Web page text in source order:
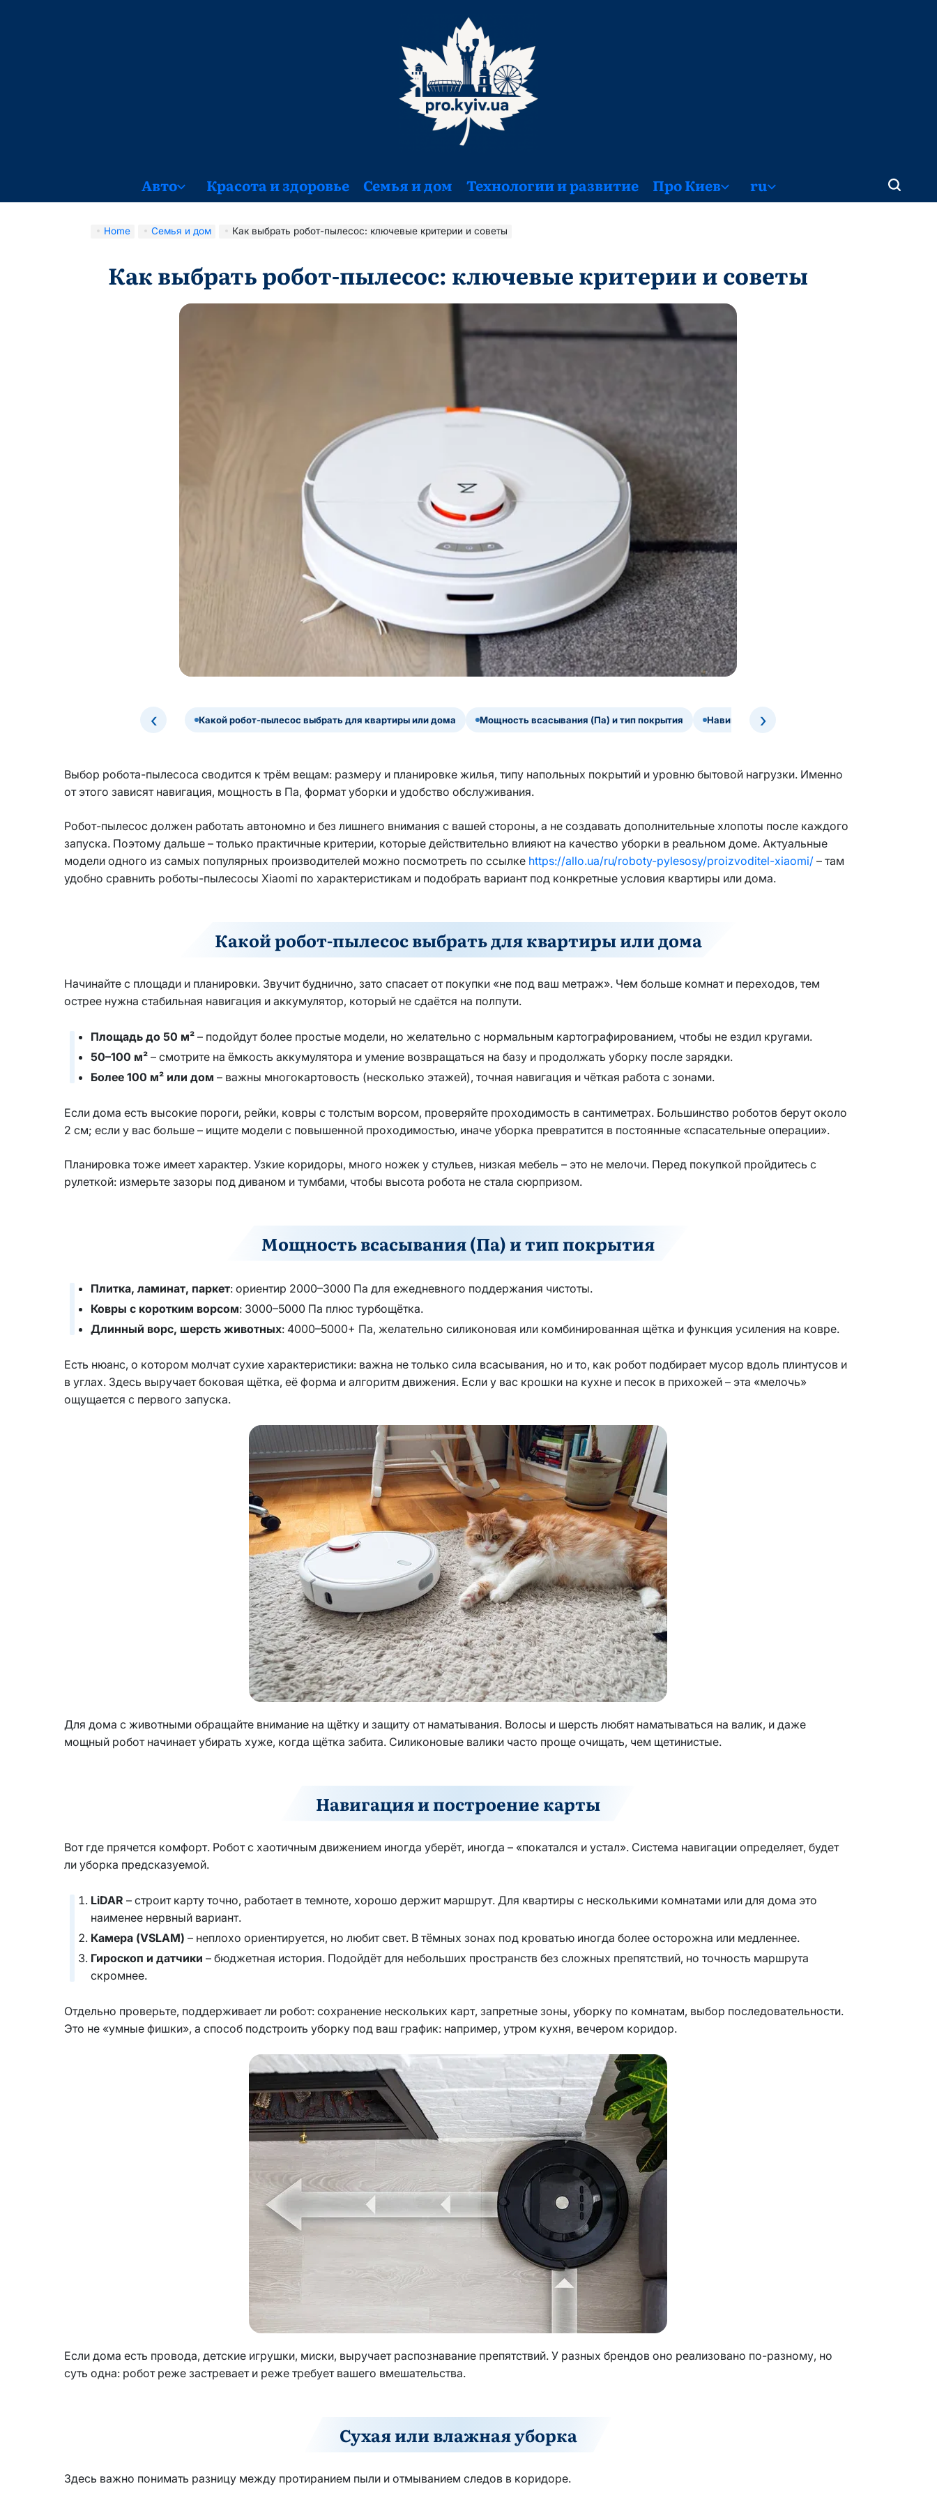
Авто Красота и здоровье Семья и дом Технологии и развитие Про Киев ru
Home Семья и дом Как выбрать робот-пылесос: ключевые критерии и советы
Как выбрать робот-пылесос: ключевые критерии и советы
Какой робот-пылесос выбрать для квартиры или дома Мощность всасывания (Па) и тип покрытия Навигация и построение карты
‹ ›
Выбор робота-пылесоса сводится к трём вещам: размеру и планировке жилья, типу напольных покрытий и уровню бытовой нагрузки. Именно
от этого зависят навигация, мощность в Па, формат уборки и удобство обслуживания.
Робот-пылесос должен работать автономно и без лишнего внимания с вашей стороны, а не создавать дополнительные хлопоты после каждого
запуска. Поэтому дальше – только практичные критерии, которые действительно влияют на качество уборки в реальном доме. Актуальные
модели одного из самых популярных производителей можно посмотреть по ссылке https://allo.ua/ru/roboty-pylesosy/proizvoditel-xiaomi/ – там
удобно сравнить роботы-пылесосы Xiaomi по характеристикам и подобрать вариант под конкретные условия квартиры или дома.
Какой робот-пылесос выбрать для квартиры или дома
Начинайте с площади и планировки. Звучит буднично, зато спасает от покупки «не под ваш метраж». Чем больше комнат и переходов, тем
острее нужна стабильная навигация и аккумулятор, который не сдаётся на полпути.
Площадь до 50 м² – подойдут более простые модели, но желательно с нормальным картографированием, чтобы не ездил кругами.
50–100 м² – смотрите на ёмкость аккумулятора и умение возвращаться на базу и продолжать уборку после зарядки.
Более 100 м² или дом – важны многокартовость (несколько этажей), точная навигация и чёткая работа с зонами.
Если дома есть высокие пороги, рейки, ковры с толстым ворсом, проверяйте проходимость в сантиметрах. Большинство роботов берут около
2 см; если у вас больше – ищите модели с повышенной проходимостью, иначе уборка превратится в постоянные «спасательные операции».
Планировка тоже имеет характер. Узкие коридоры, много ножек у стульев, низкая мебель – это не мелочи. Перед покупкой пройдитесь с
рулеткой: измерьте зазоры под диваном и тумбами, чтобы высота робота не стала сюрпризом.
Мощность всасывания (Па) и тип покрытия
Плитка, ламинат, паркет: ориентир 2000–3000 Па для ежедневного поддержания чистоты.
Ковры с коротким ворсом: 3000–5000 Па плюс турбощётка.
Длинный ворс, шерсть животных: 4000–5000+ Па, желательно силиконовая или комбинированная щётка и функция усиления на ковре.
Есть нюанс, о котором молчат сухие характеристики: важна не только сила всасывания, но и то, как робот подбирает мусор вдоль плинтусов и
в углах. Здесь выручает боковая щётка, её форма и алгоритм движения. Если у вас крошки на кухне и песок в прихожей – эта «мелочь»
ощущается с первого запуска.
Для дома с животными обращайте внимание на щётку и защиту от наматывания. Волосы и шерсть любят наматываться на валик, и даже
мощный робот начинает убирать хуже, когда щётка забита. Силиконовые валики часто проще очищать, чем щетинистые.
Навигация и построение карты
Вот где прячется комфорт. Робот с хаотичным движением иногда уберёт, иногда – «покатался и устал». Система навигации определяет, будет
ли уборка предсказуемой.
LiDAR – строит карту точно, работает в темноте, хорошо держит маршрут. Для квартиры с несколькими комнатами или для дома это
наименее нервный вариант.
Камера (VSLAM) – неплохо ориентируется, но любит свет. В тёмных зонах под кроватью иногда более осторожна или медленнее.
Гироскоп и датчики – бюджетная история. Подойдёт для небольших пространств без сложных препятствий, но точность маршрута
скромнее.
Отдельно проверьте, поддерживает ли робот: сохранение нескольких карт, запретные зоны, уборку по комнатам, выбор последовательности.
Это не «умные фишки», а способ подстроить уборку под ваш график: например, утром кухня, вечером коридор.
Если дома есть провода, детские игрушки, миски, выручает распознавание препятствий. У разных брендов оно реализовано по-разному, но
суть одна: робот реже застревает и реже требует вашего вмешательства.
Сухая или влажная уборка
Здесь важно понимать разницу между протиранием пыли и отмыванием следов в коридоре.